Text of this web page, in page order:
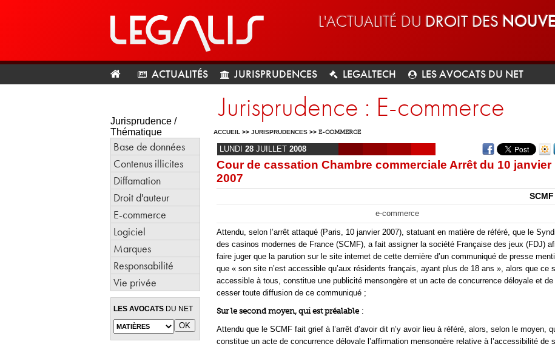
L'ACTUALITÉ DU DROIT DES
ACTUALITÉS JURISPRUDENCES LEGALTECH LES AVOCATS DU NET
Jurisprudence /
Thématique
Base de données
Contenus illicites
Diffamation
Droit d'auteur
E-commerce
Logiciel
Marques
Responsabilité
Vie privée
LES AVOCATS DU NET
Jurisprudence : E-commerce
ACCUEIL >> JURISPRUDENCES >> E-COMMERCE
LUNDI 28 JUILLET 2008
Cour de cassation Chambre commerciale Arrêt du 10 janvier
2007
e-commerce
Attendu, selon l’arrêt attaqué (Paris, 10 janvier 2007), statuant en matière de référé, que le
des casinos modernes de France (SCMF), a fait assigner la société Française des jeux (FDJ)
faire juger que la parution sur le site internet de cette dernière d’un communiqué de presse
que « son site n’est accessible qu’aux résidents français, ayant plus de 18 ans », alors que ce
accessible à tous, constitue une publicité mensongère et un acte de concurrence déloyale et de
cesser toute diffusion de ce communiqué ;
Sur le second moyen, qui est préalable :
Attendu que le SCMF fait grief à l’arrêt d’avoir dit n’y avoir lieu à référé, alors, selon le moyen,
constitue un acte de concurrence déloyale l’affirmation mensongère relative à l’accessibilité de